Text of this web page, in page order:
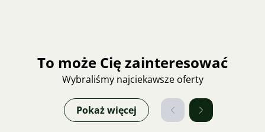
To może Cię zainteresować
Wybraliśmy najciekawsze oferty
Pokaż więcej